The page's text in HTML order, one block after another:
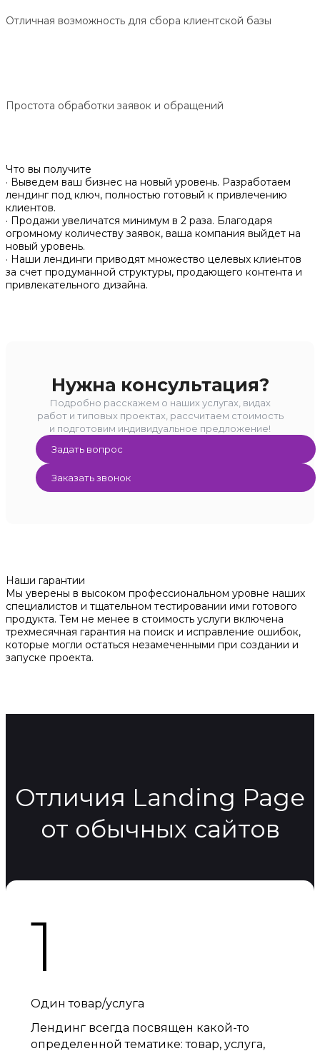
Отличная возможность для сбора клиентской базы
Простота обработки заявок и обращений
Что вы получите
· Выведем ваш бизнес на новый уровень. Разработаем
лендинг под ключ, полностью готовый к привлечению
клиентов.
· Продажи увеличатся минимум в 2 раза. Благодаря
огромному количеству заявок, ваша компания выйдет на
новый уровень.
· Наши лендинги приводят множество целевых клиентов
за счет продуманной структуры, продающего контента и
привлекательного дизайна.
Нужна консультация?
Подробно расскажем о наших услугах, видах
работ и типовых проектах, рассчитаем стоимость
и подготовим индивидуальное предложение!
Задать вопрос
Заказать звонок
Наши гарантии
Мы уверены в высоком профессиональном уровне наших
специалистов и тщательном тестировании ими готового
продукта. Тем не менее в стоимость услуги включена
трехмесячная гарантия на поиск и исправление ошибок,
которые могли остаться незамеченными при создании и
запуске проекта.
Отличия Landing Page
от обычных сайтов
1
Один товар/услуга
Лендинг всегда посвящен какой-то
определенной тематике: товар, услуга,